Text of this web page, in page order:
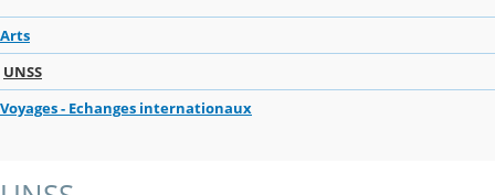
Arts
UNSS
Voyages - Echanges internationaux